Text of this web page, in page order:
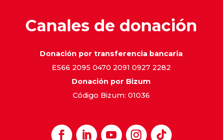
Canales de donación
Donación por transferencia bancaria
ES66 2095 0470 2091 0927 2282
Donación por Bizum
Código Bizum: 01036